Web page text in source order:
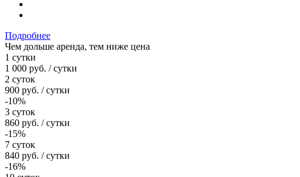
Подробнее
Чем дольше аренда, тем ниже цена
1 сутки
1 000 руб. / сутки
2 суток
900 руб. / сутки
-10%
3 суток
860 руб. / сутки
-15%
7 суток
840 руб. / сутки
-16%